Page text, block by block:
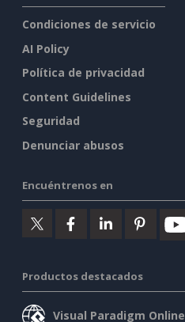
Condiciones de servicio
AI Policy
Política de privacidad
Content Guidelines
Seguridad
Denunciar abusos
Encuéntrenos en
Productos destacados
Visual Paradigm Online